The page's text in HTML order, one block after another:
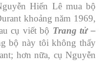
Hiến Lê mua bộ
khoảng năm 1969,
cụ viết bộ Trang tử –
bộ này tôi không thấy
hơn nữa, cụ Nguyễn